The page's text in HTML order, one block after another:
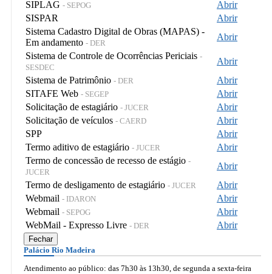
SIPLAG - SEPOG
Abrir
SISPAR
Abrir
Sistema Cadastro Digital de Obras (MAPAS) -
Em andamento - DER
Abrir
Sistema de Controle de Ocorrências Periciais -
SESDEC
Abrir
Sistema de Patrimônio - DER
Abrir
SITAFE Web - SEGEP
Abrir
Solicitação de estagiário - JUCER
Abrir
Solicitação de veículos - CAERD
Abrir
SPP
Abrir
Termo aditivo de estagiário - JUCER
Abrir
Termo de concessão de recesso de estágio -
JUCER
Abrir
Termo de desligamento de estagiário - JUCER
Abrir
Webmail - IDARON
Abrir
Webmail - SEPOG
Abrir
WebMail - Expresso Livre - DER Abrir
Fechar
Palácio Rio Madeira
Atendimento ao público: das 7h30 às 13h30, de segunda a sexta-feira